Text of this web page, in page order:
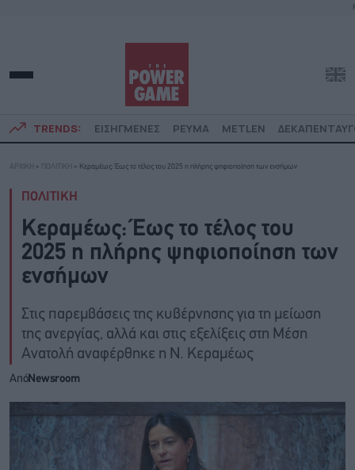
TRENDS: ΕΙΣΗΓΜΕΝΕΣ ΡΕΥΜΑ METLEN
ΑΡΧΙΚΗ » ΠΟΛΙΤΙΚΗ » Κεραμέως: Έως το τέλος του 2025 η πλήρης ψηφιοποίηση των ενσήμων
ΠΟΛΙΤΙΚΗ
Κεραμέως: Έως το τέλος του
2025 η πλήρης ψηφιοποίηση των
ενσήμων
Στις παρεμβάσεις της κυβέρνησης για τη μείωση
της ανεργίας, αλλά και στις εξελίξεις στη Μέση
Ανατολή αναφέρθηκε η Ν. Κεραμέως
ΑπόNewsroom